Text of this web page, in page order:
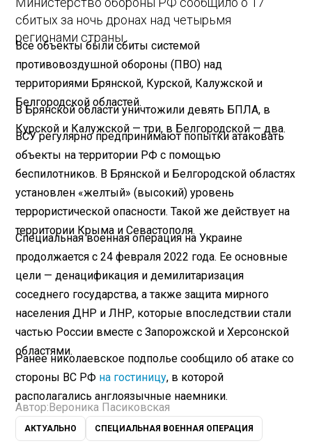
сбитых за ночь дронах над четырьмя
регионами страны.
Все объекты были сбиты системой
противовоздушной обороны (ПВО) над
территориями Брянской, Курской, Калужской и
Белгородской областей.
В Брянской области уничтожили девять БПЛА, в
Курской и Калужской — три, в Белгородской — два.
ВСУ регулярно предпринимают попытки атаковать
объекты на территории РФ с помощью
беспилотников. В Брянской и Белгородской областях
установлен «желтый» (высокий) уровень
террористической опасности. Такой же действует на
территории Крыма и Севастополя.
Специальная военная операция на Украине
продолжается с 24 февраля 2022 года. Ее основные
цели — денацификация и демилитаризация
соседнего государства, а также защита мирного
населения ДНР и ЛНР, которые впоследствии стали
частью России вместе с Запорожской и Херсонской
областями.
Ранее николаевское подполье сообщило об атаке со
стороны ВС РФ на гостиницу, в которой
располагались англоязычные наемники.
Автор: Вероника Пасиковская
АКТУАЛЬНО СПЕЦИАЛЬНАЯ ВОЕННАЯ ОПЕРАЦИЯ